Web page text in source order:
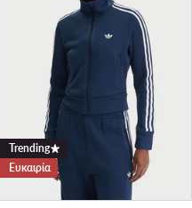
Trending
Ευκαιρία